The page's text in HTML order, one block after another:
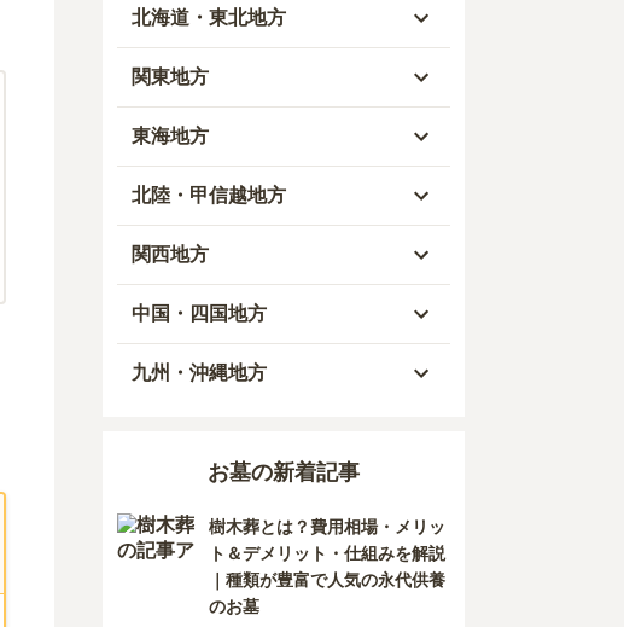
北海道・東北地方
北海道
青森県
秋田県
岩手県
山形県
宮城県
関東地方
東京都
神奈川県
埼玉県
千葉県
茨城県
東海地方
愛知県
岐阜県
静岡県
三重県
北陸・甲信越地方
富山県
石川県
福井県
長野県
関西地方
大阪府
兵庫県
奈良県
中国・四国地方
岡山県
島根県
九州・沖縄地方
宮崎県
お墓の新着記事
樹木葬とは？費用相場・メリッ
ト＆デメリット・仕組みを解説
｜種類が豊富で人気の永代供養
のお墓